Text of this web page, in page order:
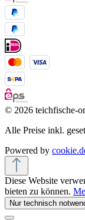
© 2026 teichfische-
Alle Preise inkl.
Powered by
Diese Website
bieten zu können.
Nur technisch